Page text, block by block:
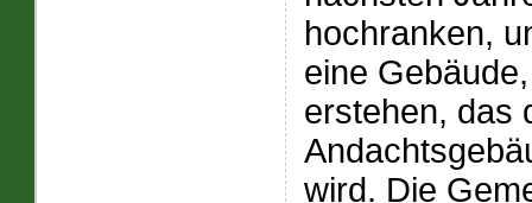
hochranken,
eine
erstehen, das
wird. Die